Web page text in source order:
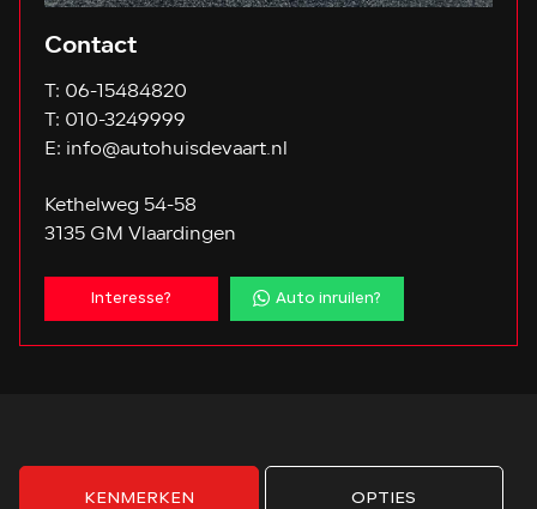
Contact
T: 06-15484820
T: 010-3249999
E: info@autohuisdevaart.nl
Kethelweg 54-58
3135 GM Vlaardingen
Interesse? Auto inruilen?
KENMERKEN OPTIES